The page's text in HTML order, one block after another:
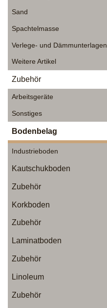
Sand
Spachtelmasse
Verlege- und Dämmunterlagen
Weitere Artikel
Zubehör
Arbeitsgeräte
Sonstiges
Bodenbelag
Industrieboden
Kautschukboden
Zubehör
Korkboden
Zubehör
Laminatboden
Zubehör
Linoleum
Zubehör